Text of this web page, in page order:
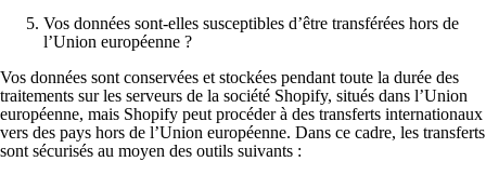
Vos données sont-elles susceptibles d’être transférées hors de
l’Union européenne ?
Vos données sont conservées et stockées pendant toute la durée des
traitements sur les serveurs de la société Shopify, situés dans l’Union
européenne, mais Shopify peut procéder à des transferts internationaux
vers des pays hors de l’Union européenne. Dans ce cadre, les transferts
sont sécurisés au moyen des outils suivants :